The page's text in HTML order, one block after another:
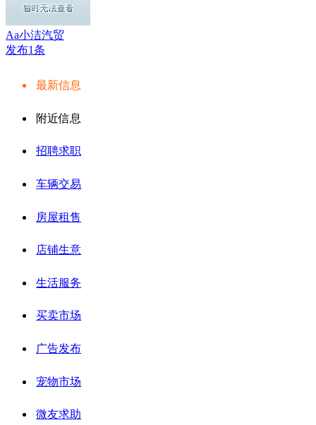
Aa小洁汽贸
发布1条
最新信息
附近信息
招聘求职
车辆交易
房屋租售
店铺生意
生活服务
买卖市场
广告发布
宠物市场
微友求助